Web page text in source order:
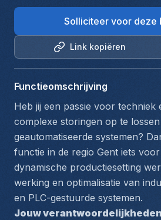
Link kopiëren
Solliciteer voor deze
Functieomschrijving
Heb jij een passie voor techniek
complexe storingen op te
geautomatiseerde systemen?
functie in de regio Gent iets
dynamische productiesetting
werking en optimalisatie van
en PLC-gestuurde systemen.
Jouw verantwoordelijkheden